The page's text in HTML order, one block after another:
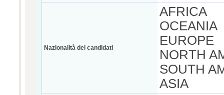
Nazionalità dei candidati
AFRICA
OCEANIA
EUROPE
NORTH
SOUTH
ASIA